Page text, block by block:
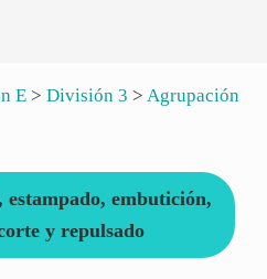
E> División 3 > Agrupación
embutición,
y repulsado